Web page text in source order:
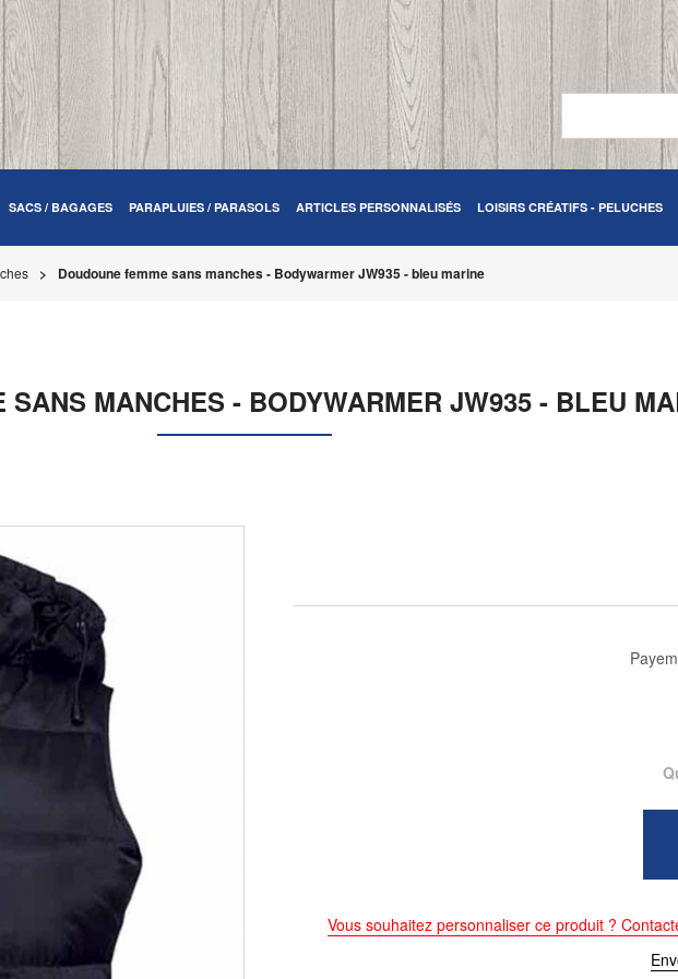
SACS / BAGAGES PARAPLUIES / PARASOLS ARTICLES PERSONNALISÉS LOISIRS CRÉATIFS - PELUCHES
Doudoune femme sans manches - Bodywarmer JW935 - bleu marine
SANS MANCHES - BODYWARMER JW935 - BLEU
Vous souhaitez personnaliser ce produit ?